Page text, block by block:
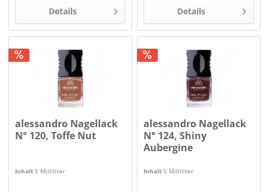
Details Details
alessandro Nagellack
N° 120, Toffe Nut
Inhalt5 Milliliter
alessandro Nagellack
N° 124, Shiny
Aubergine
Inhalt5 Milliliter